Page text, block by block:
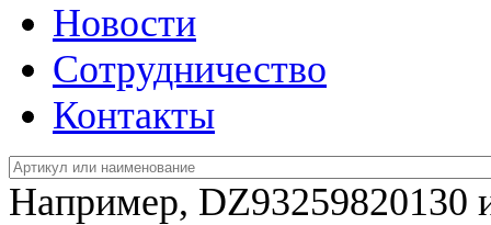
Новости
Сотрудничество
Контакты
Например, DZ93259820130